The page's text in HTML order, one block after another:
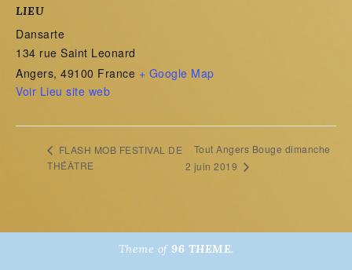
LIEU
Dansarte
134 rue Saint Leonard
Angers, 49100 France + Google Map
Voir Lieu site web
FLASH MOB FESTIVAL DE
THÉÂTRE
Tout Angers Bouge dimanche
2 juin 2019
Theme of 96 THEME.